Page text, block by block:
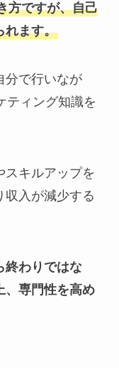
方ですが、自己
れます。
分で行いなが
ティング知識を
スキルアップを
収入が減少する
終わりではな
、専門性を高め